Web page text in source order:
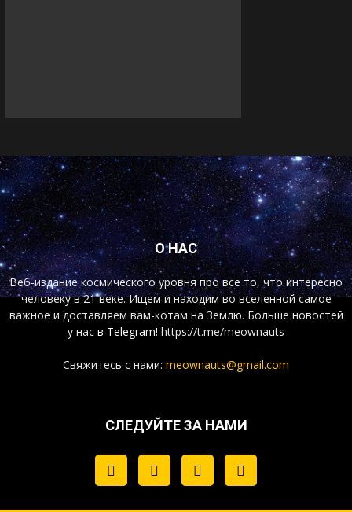
О НАС
Веб-издание космического уровня про все то, что интересно
человеку в 21 веке. Ищем и находим во вселенной самое
важное и доставляем вам-котам на Землю. Больше новостей
у нас в Telegram! https://t.me/meownauts
Свяжитесь с нами: meownauts@gmail.com
СЛЕДУЙТЕ ЗА НАМИ